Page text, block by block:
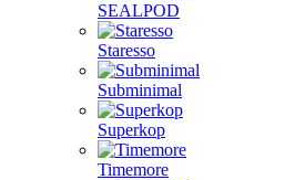
SEALPOD
Staresso
Subminimal
Superkop
Timemore